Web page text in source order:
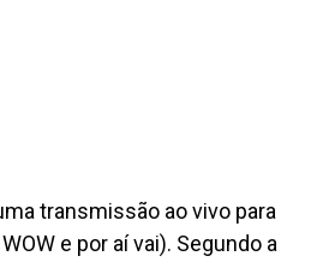
transmissão ao vivo para
e por aí vai). Segundo a